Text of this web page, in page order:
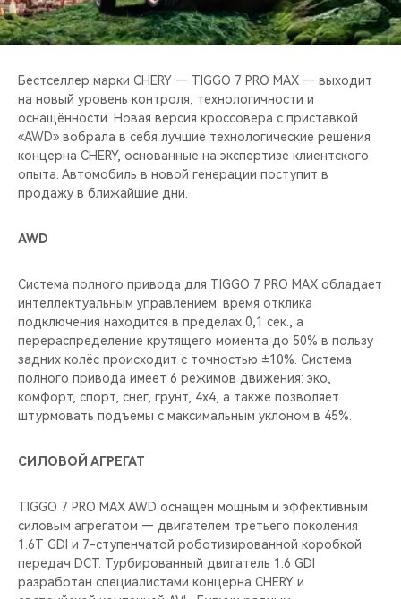
CHERY И СПОРТ
НАШИ МЕРОПРИЯТИЯ
ВИДЕООБЗОРЫ
Бестселлер марки CHERY — TIGGO 7 PRO MAX — выходит
на новый уровень контроля, технологичности и
оснащённости. Новая версия кроссовера с приставкой
«AWD» вобрала в себя лучшие технологические решения
концерна CHERY, основанные на экспертизе клиентского
опыта. Автомобиль в новой генерации поступит в
продажу в ближайшие дни.
AWD
Система полного привода для TIGGO 7 PRO MAX обладает
интеллектуальным управлением: время отклика
подключения находится в пределах 0,1 сек., а
перераспределение крутящего момента до 50% в пользу
задних колёс происходит с точностью ±10%. Система
полного привода имеет 6 режимов движения: эко,
комфорт, спорт, снег, грунт, 4x4, а также позволяет
штурмовать подъемы с максимальным уклоном в 45%.
СИЛОВОЙ АГРЕГАТ
TIGGO 7 PRO MAX AWD оснащён мощным и эффективным
силовым агрегатом — двигателем третьего поколения
1.6T GDI и 7-ступенчатой роботизированной коробкой
передач DCT. Турбированный двигатель 1.6 GDI
разработан специалистами концерна CHERY и